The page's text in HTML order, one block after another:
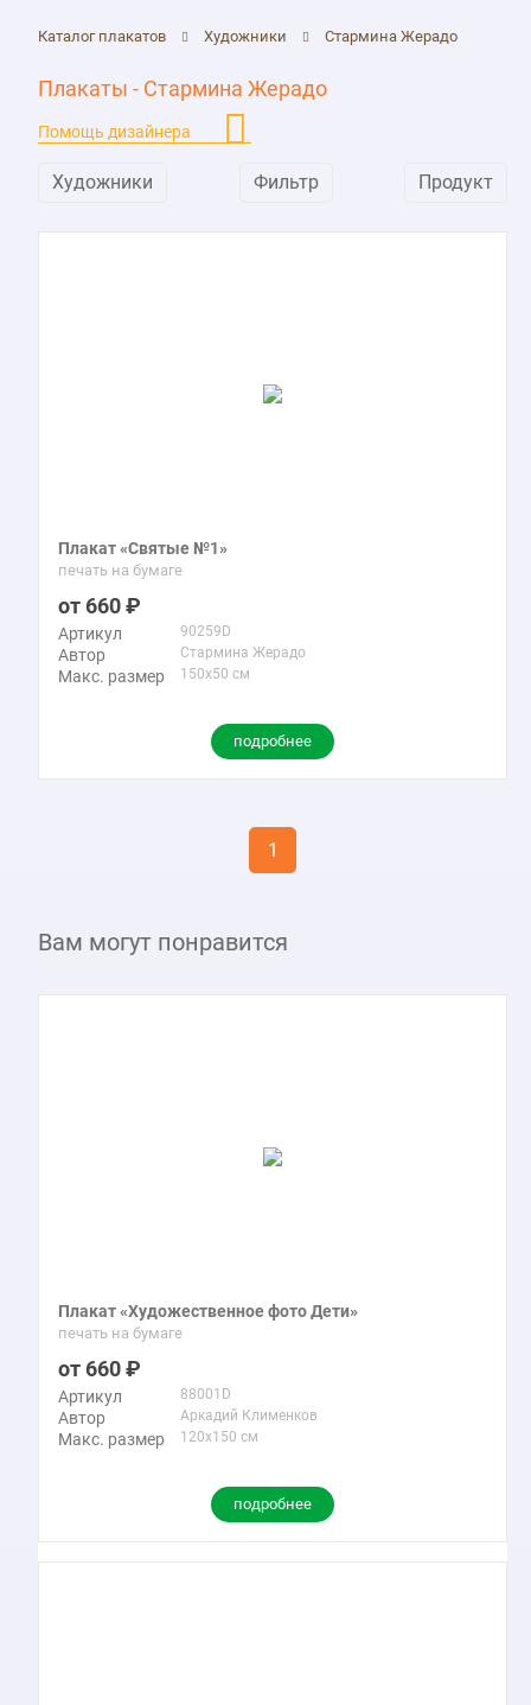
Каталог плакатов Художники Стармина Жерадо
Плакаты - Стармина Жерадо
Помощь дизайнера
Художники Фильтр Продукт
Плакат «Святые №1»
печать на бумаге
660
Артикул 90259D
Автор Стармина Жерадо
Макс. размер 150x50 см
подробнее
1
Вам могут понравится
Плакат «Художественное фото Дети»
печать на бумаге
660
Артикул 88001D
Автор Аркадий Клименков
Макс. размер 120x150 см
подробнее